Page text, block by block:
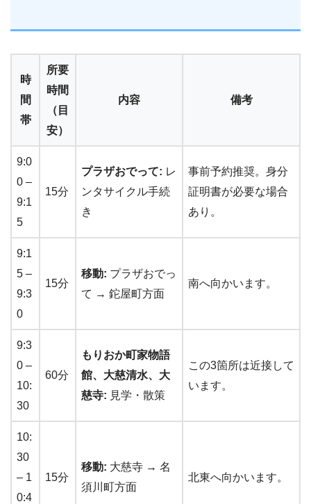
時
間
帯
所要
時間
（目
安）
内容 備考
9:0
0 –
9:1
5
15分
プラザおでって: レ
ンタサイクル手続
き
事前予約推奨。身分
証明書が必要な場合
あり。
9:1
5 –
9:3
0
15分
移動: プラザおでっ
て → 鉈屋町方面
南へ向かいます。
9:3
0 –
10:
30
60分
もりおか町家物語
館、大慈清水、大
慈寺: 見学・散策
この3箇所は近接して
います。
10:
30
– 1
0:4
15分
移動: 大慈寺 → 名
須川町方面
北東へ向かいます。